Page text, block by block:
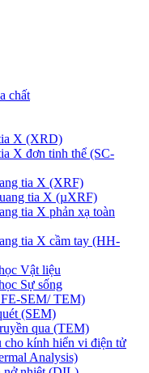
chất
X (XRD)
X đơn tinh thể (SC-
tia X (XRF)
tia X (µXRF)
tia X phản xạ toàn
tia X cầm tay (HH-
Vật liệu
Sự sống
SEM/ TEM)
(SEM)
qua (TEM)
cho kính hiển vi điện tử
Analysis)